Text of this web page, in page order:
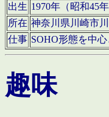
出生 1970年（昭和45年
所在 神奈川県川崎市
仕事 SOHO形態を中
趣味